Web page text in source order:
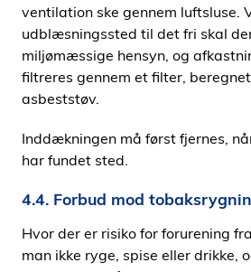
ventilation ske gennem luftsluse.
udblæsningssted til det fri skal
miljømæssige hensyn, og
filtreres gennem et filter,
asbeststøv.
Inddækningen må først fjernes,
har fundet sted.
4.4. Forbud mod
Hvor der er risiko for forurening
man ikke ryge, spise eller drikke,